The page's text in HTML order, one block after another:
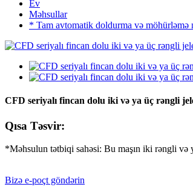
Ev
Məhsullar
* Tam avtomatik doldurma və möhürləmə
CFD seriyalı fincan dolu iki və ya üç rəngli
Qısa Təsvir:
*Məhsulun tətbiqi sahəsi: Bu maşın iki rəngli və
Bizə e-poçt göndərin